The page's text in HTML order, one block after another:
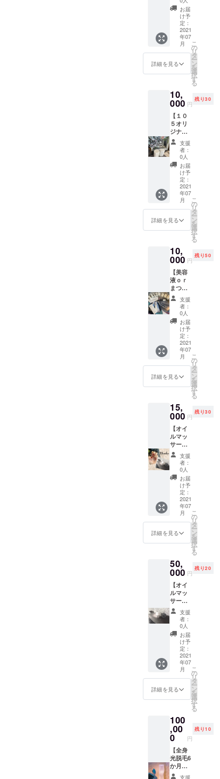
ので
少々発
送にお
時間い
ただく
可能性
がござ
いま
了承願
いま
す。 ※
チケッ
トを
メール
で送ら
せてい
の際に
拝見さ
せてい
ただき
ます。
日々の
疲れを
癒しま
す！一
人一人
に合わ
せた手
技で
シッカ
リマッ
させて
いただ
きま
す！ ※
チケッ
トを郵
送で送
らせて
いただ
きま
す。ご
来店の
際に拝
見させ
ていた
だきま
す。 ※
診療行
為では
ござい
ませ
ん。効
果には
個人差
がござ
います
ことを
予めご
了承く
ださ
い。
お届
け予
定：
2021
年07
月
詳細を見る
こ
の
リ
タ
ー
ン
を
選
択
す
る
10,
000 円
残り30
【１０
５オリ
ジナル
☆キャ
ンドル
２点】
当店の
スタッ
フでも
あり
「Candl
LUME
」の
キャン
ドル
ティス
トが作
成した
オリジ
ナル
キャン
ドルを
お届け
しま
す！タ
イプの
異なる
ものを
２点☆
キャン
ドルの
炎で是
ませ。
ギフト
ボック
スに包
装しお
送りさ
せてい
ただき
ます。
※作成に
お時間
いただ
きます
ので
少々発
送にお
時間い
いま
す。
支援
者：
0人
お届
け予
定：
2021
年07
月
詳細を見る
こ
の
リ
タ
ー
ン
を
選
択
す
る
10,
000 円
残り50
【美容
液ｏｒ
まつ毛
育毛美
容液】
＆ハン
ドメイ
ドキャ
ンドル
今話題
のプラ
センタ
９５％
配合美
容液
「ル
☆エス
テサロ
ン専売
品☆ハ
リ、弾
力、潤
いを実
感頂け
ます！
シッカ
リ振っ
てご使
用くだ
さい。
理想の
自まつ
毛を育
こちら
もプラ
センタ
高配
合！ま
つ育に
必須成
分「リ
デンシ
ル、
キャピ
キシ
ル、ワ
イド
ラッ
シュ」
配合☆
※どちら
だきま
す プラ
ス、当
店のス
タッフ
でもあ
り
「Candl
支援
者：
0人
お届
け予
定：
2021
年07
月
詳細を見る
こ
の
リ
タ
ー
ン
を
選
択
す
る
15,
000 円
残り30
【オイ
ルマッ
サージ
９０分
＆ハン
ド・
フット
ジェル
ネイル
☆チ
ケッ
ト】 ☆
３つの
メ
ニュー
からお
もので
３回分
ご利用
いただ
けま
す。 オ
イル
マッ
サージ
は日々
の疲れ
を癒し
ます！
一人一
人に合
わせた
手技で
させて
いただ
きま
す！ ※
法令に
基づく
行為、
診療行
支援
者：
0人
お届
け予
定：
2021
年07
月
詳細を見る
こ
の
リ
タ
ー
ン
を
選
択
す
る
50,
000 円
残り20
【オイ
ルマッ
サージ
１２０
分☆６
回チ
ケッ
ト】
日々の
疲れを
癒しま
す！特
製アロ
マオイ
ルを使
用し一
に合わ
せた手
技で
シッカ
リマッ
サージ
させて
いただ
支援
者：
0人
お届
け予
定：
2021
年07
月
詳細を見る
こ
の
リ
タ
ー
ン
を
選
択
す
る
100
,00
0 円
残り10
【全身
光脱毛6
か月間
通い放
支援